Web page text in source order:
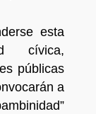
esta
cívica,
públicas
a